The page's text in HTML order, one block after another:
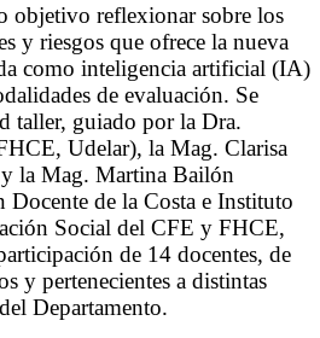
objetivo reflexionar sobre los
y riesgos que ofrece la nueva
como inteligencia artificial (IA)
de evaluación. Se
taller, guiado por la Dra.
Udelar), la Mag. Clarisa
la Mag. Martina Bailón
de la Costa e Instituto
Social del CFE y FHCE,
de 14 docentes, de
y pertenecientes a distintas
Departamento.